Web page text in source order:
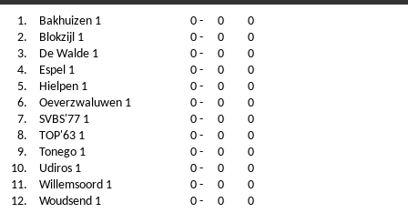
1. Bakhuizen 1 0 - 0
0
2.
Blokzijl 1 0 - 0
0
3.
De Walde 1 0 - 0
0
4.
Espel 1 0 - 0
0
5.
Hielpen 1 0 - 0
0
6.
Oeverzwaluwen 1 0 - 0
0
7.
SVBS'77 1 0 - 0
0
8.
TOP'63 1 0 - 0
0
9.
Tonego 1 0 - 0
0
10.
Udiros 1 0 - 0
0
11.
Willemsoord 1 0 - 0
0
12.
Woudsend 1 0 - 0 0